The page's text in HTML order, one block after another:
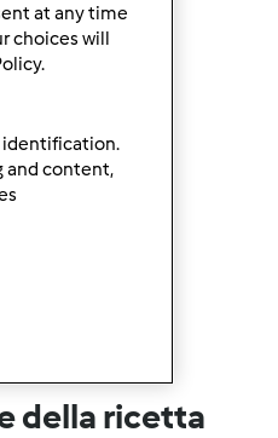
della ricetta
at any time
choices will
identification.
and content,